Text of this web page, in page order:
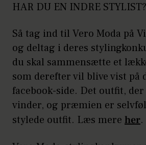
HAR DU EN INDRE STYLIST?
Så tag ind til Vero Moda på
og deltag i deres
du skal sammensætte et
som derefter vil blive vist på
facebook-side. Det outfit,
vinder, og præmien er
stylede outfit. Læs mere her.